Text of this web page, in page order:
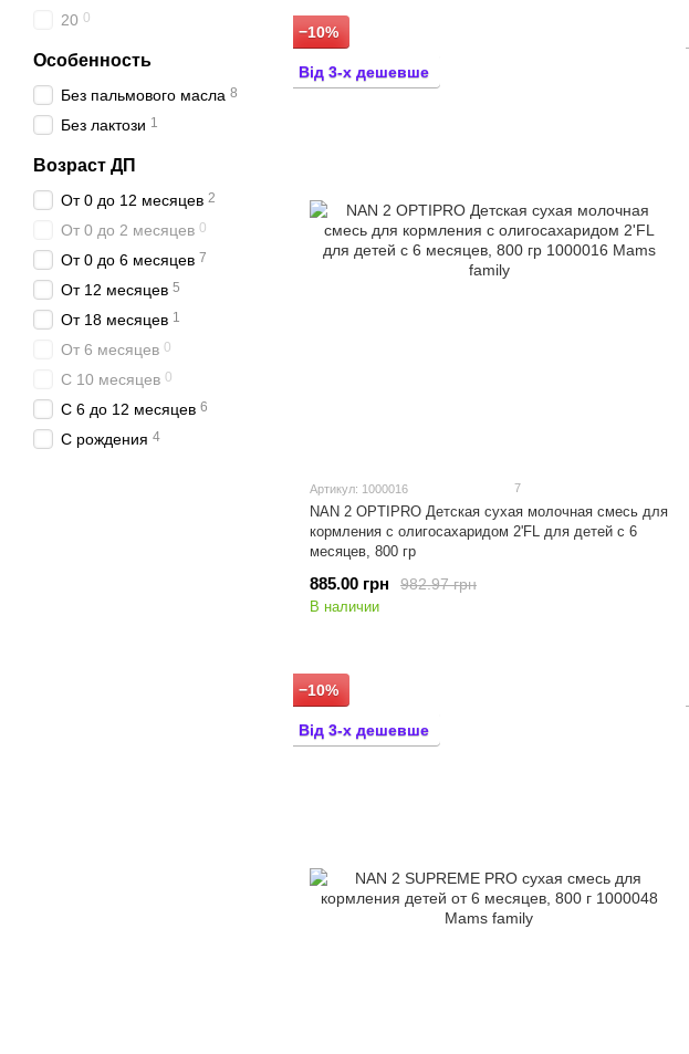
−10%
Від 3-х дешевше
Артикул: 1000016 7
NAN 2 OPTIPRO Детская сухая молочная смесь для
кормления с олигосахаридом 2'FL для детей с 6
месяцев, 800 гр
982.97 грн
885.00 грн
В наличии
−10%
Від 3-х дешевше
20 0
Особенность
Без пальмового масла 8
Без лактози 1
Возраст ДП
От 0 до 12 месяцев 2
От 0 до 2 месяцев 0
От 0 до 6 месяцев 7
От 12 месяцев 5
От 18 месяцев 1
От 6 месяцев 0
С 10 месяцев 0
С 6 до 12 месяцев 6
С рождения 4